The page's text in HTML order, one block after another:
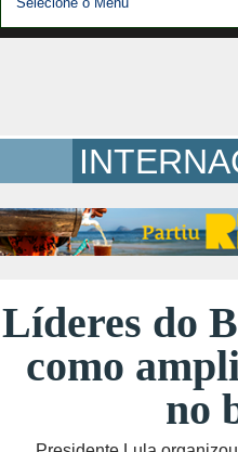
Líderes do
como
no